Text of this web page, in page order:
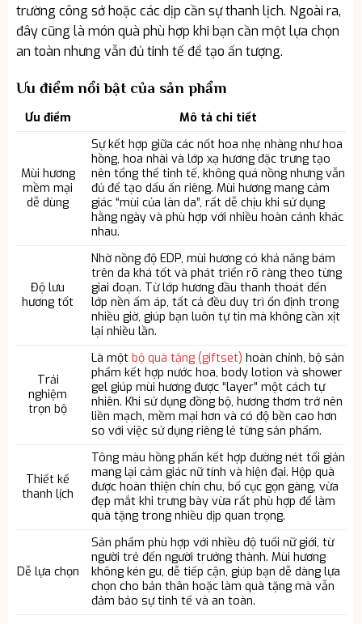
trường công sở hoặc các dịp cần sự thanh lịch. Ngoài ra,
đây cũng là món quà phù hợp khi bạn cần một lựa chọn
an toàn nhưng vẫn đủ tinh tế để tạo ấn tượng.
Ưu điểm nổi bật của sản phẩm
Ưu điểm Mô tả chi tiết
Mùi hương
mềm mại
dễ dùng
Sự kết hợp giữa các nốt hoa nhẹ nhàng như hoa
hồng, hoa nhài và lớp xạ hương đặc trưng tạo
nên tổng thể tinh tế, không quá nồng nhưng vẫn
đủ để tạo dấu ấn riêng. Mùi hương mang cảm
giác “mùi của làn da”, rất dễ chịu khi sử dụng
hằng ngày và phù hợp với nhiều hoàn cảnh khác
nhau.
Độ lưu
hương tốt
Nhờ nồng độ EDP, mùi hương có khả năng bám
trên da khá tốt và phát triển rõ ràng theo từng
giai đoạn. Từ lớp hương đầu thanh thoát đến
lớp nền ấm áp, tất cả đều duy trì ổn định trong
nhiều giờ, giúp bạn luôn tự tin mà không cần xịt
lại nhiều lần.
Trải
nghiệm
trọn bộ
Là một bộ quà tặng (giftset) hoàn chỉnh, bộ sản
phẩm kết hợp nước hoa, body lotion và shower
gel giúp mùi hương được “layer” một cách tự
nhiên. Khi sử dụng đồng bộ, hương thơm trở nên
liền mạch, mềm mại hơn và có độ bền cao hơn
so với việc sử dụng riêng lẻ từng sản phẩm.
Thiết kế
thanh lịch
Tông màu hồng phấn kết hợp đường nét tối giản
mang lại cảm giác nữ tính và hiện đại. Hộp quà
được hoàn thiện chỉn chu, bố cục gọn gàng, vừa
đẹp mắt khi trưng bày vừa rất phù hợp để làm
quà tặng trong nhiều dịp quan trọng.
Dễ lựa chọn
Sản phẩm phù hợp với nhiều độ tuổi nữ giới, từ
người trẻ đến người trưởng thành. Mùi hương
không kén gu, dễ tiếp cận, giúp bạn dễ dàng lựa
chọn cho bản thân hoặc làm quà tặng mà vẫn
đảm bảo sự tinh tế và an toàn.